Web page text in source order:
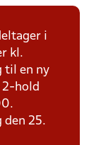
i
kl.
til en ny
2-hold
den 25.